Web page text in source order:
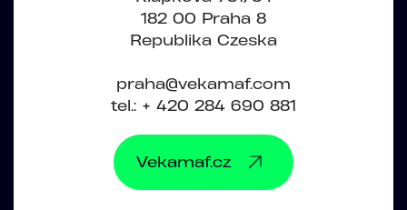
182 00 Praha 8
Republika Czeska
praha@vekamaf.com
tel.: + 420 284 690 881
Vekamaf.cz